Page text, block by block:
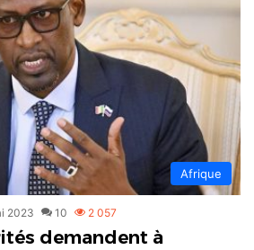
Afrique
2023 10 2 057
demandent à